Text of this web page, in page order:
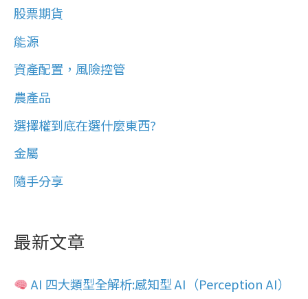
股票期貨
能源
資產配置，風險控管
農產品
選擇權到底在選什麼東西?
金屬
隨手分享
最新文章
AI 四大類型全解析:感知型 AI（Perception AI）